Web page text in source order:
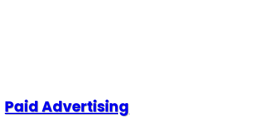
Paid Advertising